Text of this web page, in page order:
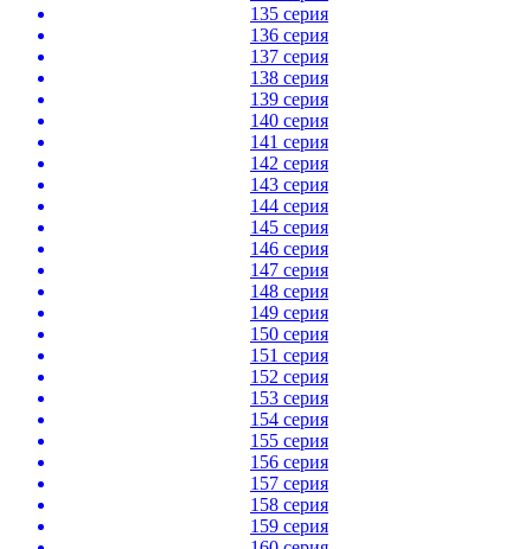
135 серия
136 серия
137 серия
138 серия
139 серия
140 серия
141 серия
142 серия
143 серия
144 серия
145 серия
146 серия
147 серия
148 серия
149 серия
150 серия
151 серия
152 серия
153 серия
154 серия
155 серия
156 серия
157 серия
158 серия
159 серия